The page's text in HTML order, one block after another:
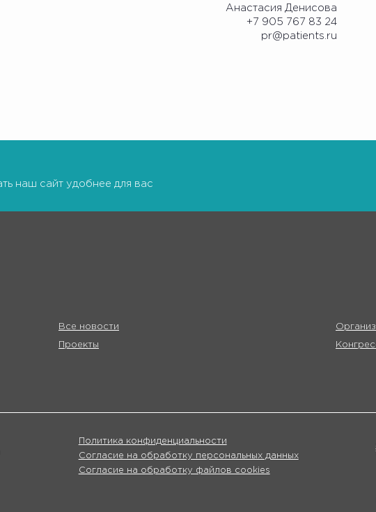
Анастасия Денисова
+7 905 767 83 24
pr@patients.ru
наш сайт удобнее для вас
Все новости
Проекты
Политика конфиденциальности
Согласие на обработку персональных данных
Согласие на обработку файлов cookies